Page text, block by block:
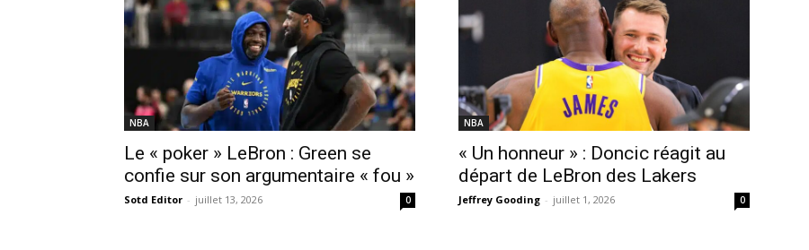
NBA
Le « poker » LeBron : Green se
confie sur son argumentaire « fou »
Sotd Editor - juillet 13, 2026 0
NBA
« Un honneur » : Doncic réagit au
départ de LeBron des Lakers
Jeffrey Gooding - juillet 1, 2026 0